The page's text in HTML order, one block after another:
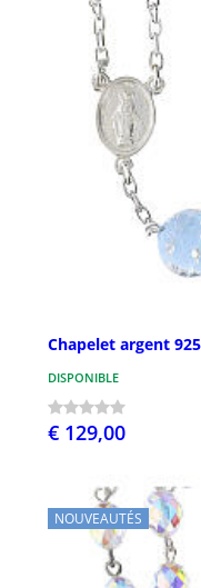
Chapelet argent
DISPONIBLE
€ 129,00
NOUVEAUTÉS